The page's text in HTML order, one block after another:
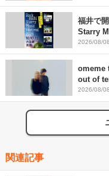
福井で
Starry
2026/08/
omeme
out of
2026/08/
関連記事